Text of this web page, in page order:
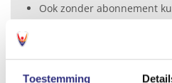
Toestemming
Ook zonder abonnement
Wil je een abonnement?
online door hieronder voor
Kom je naar een van onze